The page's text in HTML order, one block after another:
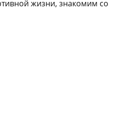
жизни, знакомим со